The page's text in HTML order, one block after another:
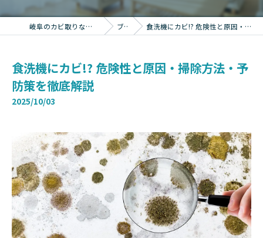
岐阜のカビ取りならカビバスターズ岐阜 ブログ 食洗機にカビ!? 危険性と原因・掃除方法・予防策を徹底解説
食洗機にカビ!? 危険性と原因・掃除方法・予
防策を徹底解説
2025/10/03